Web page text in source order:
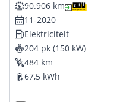
90.906 km
11-2020
Elektriciteit
204 pk (150 kW)
484 km
67,5 kWh